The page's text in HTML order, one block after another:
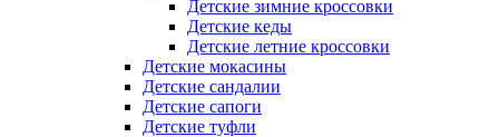
Детские зимние кроссовки
Детские кеды
Детские летние кроссовки
Детские мокасины
Детские сандалии
Детские сапоги
Детские туфли